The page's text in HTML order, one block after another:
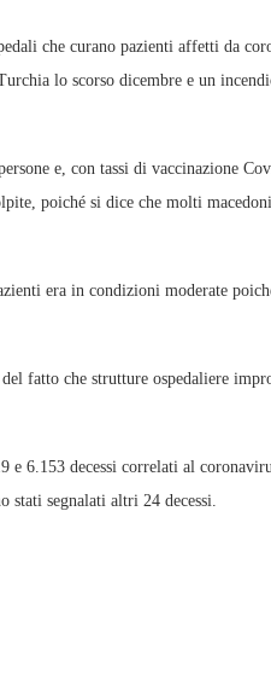
che curano pazienti affetti da
lo scorso dicembre e un
e, con tassi di vaccinazione
poiché si dice che molti
era in condizioni moderate
fatto che strutture ospedaliere
6.153 decessi correlati al
stati segnalati altri 24 decessi.